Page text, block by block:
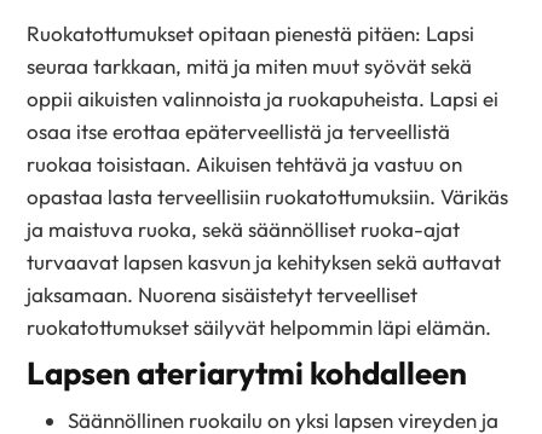
Ruokatottumukset opitaan pienestä pitäen: Lapsi
seuraa tarkkaan, mitä ja miten muut syövät sekä
oppii aikuisten valinnoista ja ruokapuheista. Lapsi ei
osaa itse erottaa epäterveellistä ja terveellistä
ruokaa toisistaan. Aikuisen tehtävä ja vastuu on
opastaa lasta terveellisiin ruokatottumuksiin. Värikäs
ja maistuva ruoka, sekä säännölliset ruoka-ajat
turvaavat lapsen kasvun ja kehityksen sekä auttavat
jaksamaan. Nuorena sisäistetyt terveelliset
ruokatottumukset säilyvät helpommin läpi elämän.
Lapsen ateriarytmi kohdalleen
Säännöllinen ruokailu on yksi lapsen vireyden ja